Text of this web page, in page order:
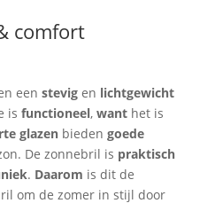
comfort
een stevigen lichtgewicht
is functioneel, wanthet is
glazenbieden goede
De zonnebril is praktisch
. Daarom is dit de
om de zomer in stijl door